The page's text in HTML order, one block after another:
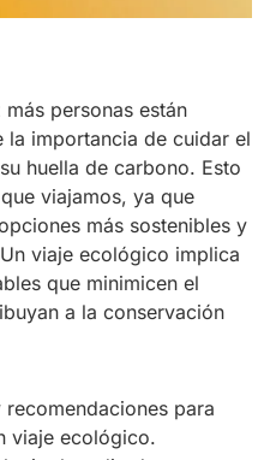
personas están
importancia de cuidar el
huella de carbono. Esto
viajamos, ya que
más sostenibles y
viaje ecológico implica
que minimicen el
a la conservación
para
viaje ecológico.